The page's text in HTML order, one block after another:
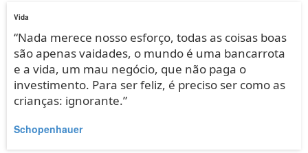
Vida
“Nada merece nosso esforço, todas as coisas boas
são apenas vaidades, o mundo é uma bancarrota
e a vida, um mau negócio, que não paga o
investimento. Para ser feliz, é preciso ser como as
crianças: ignorante.”
Schopenhauer